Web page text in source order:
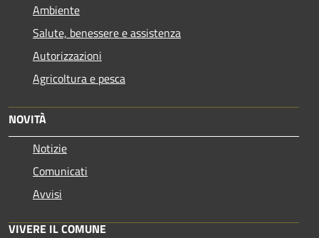
Ambiente
Salute, benessere e assistenza
Autorizzazioni
Agricoltura e pesca
NOVITÀ
Notizie
Comunicati
Avvisi
VIVERE IL COMUNE